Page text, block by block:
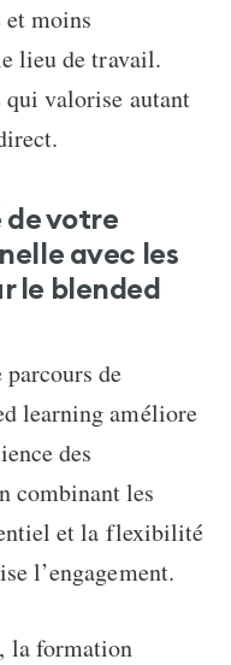
moins
lieu de travail.
valorise autant
votre
avec les
le blended
de
learning améliore
des
combinant les
et la flexibilité
l’engagement.
laformation